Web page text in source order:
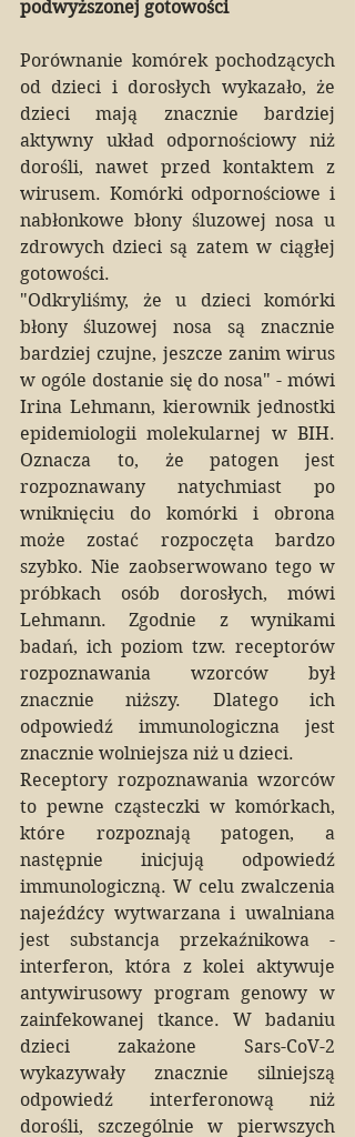
podwyższonej gotowości
Porównanie komórek pochodzących
od dzieci i dorosłych wykazało, że
dzieci mają znacznie bardziej
aktywny układ odpornościowy niż
dorośli, nawet przed kontaktem z
wirusem. Komórki odpornościowe i
nabłonkowe błony śluzowej nosa u
zdrowych dzieci są zatem w ciągłej
gotowości.
"Odkryliśmy, że u dzieci komórki
błony śluzowej nosa są znacznie
bardziej czujne, jeszcze zanim wirus
w ogóle dostanie się do nosa" - mówi
Irina Lehmann, kierownik jednostki
epidemiologii molekularnej w BIH.
Oznacza to, że patogen jest
rozpoznawany natychmiast po
wniknięciu do komórki i obrona
może zostać rozpoczęta bardzo
szybko. Nie zaobserwowano tego w
próbkach osób dorosłych, mówi
Lehmann. Zgodnie z wynikami
badań, ich poziom tzw. receptorów
rozpoznawania wzorców był
znacznie niższy. Dlatego ich
odpowiedź immunologiczna jest
znacznie wolniejsza niż u dzieci.
Receptory rozpoznawania wzorców
to pewne cząsteczki w komórkach,
które rozpoznają patogen, a
następnie inicjują odpowiedź
immunologiczną. W celu zwalczenia
najeźdźcy wytwarzana i uwalniana
jest substancja przekaźnikowa -
interferon, która z kolei aktywuje
antywirusowy program genowy w
zainfekowanej tkance. W badaniu
dzieci zakażone Sars-CoV-2
wykazywały znacznie silniejszą
odpowiedź interferonową niż
dorośli, szczególnie w pierwszych